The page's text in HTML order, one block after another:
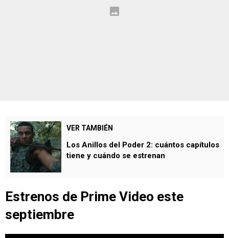
VER TAMBIÉN
Los Anillos del Poder 2: cuántos capítulos
tiene y cuándo se estrenan
Estrenos de Prime Video este
septiembre